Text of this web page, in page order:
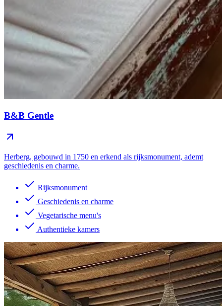
B&B Gentle
Herberg, gebouwd in 1750 en erkend als rijksmonument, ademt
geschiedenis en charme.
Rijksmonument
Geschiedenis en charme
Vegetarische menu's
Authentieke kamers